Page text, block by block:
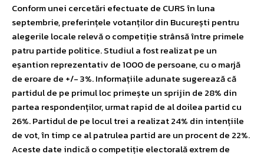
Conform unei cercetări efectuate de CURS în luna
septembrie, preferințele votanților din București pentru
alegerile locale relevă o competiție strânsă între primele
patru partide politice. Studiul a fost realizat pe un
eșantion reprezentativ de 1000 de persoane, cu o marjă
de eroare de +/- 3%. Informațiile adunate sugerează că
partidul de pe primul loc primește un sprijin de 28% din
partea respondenților, urmat rapid de al doilea partid cu
26%. Partidul de pe locul trei a realizat 24% din intențiile
de vot, în timp ce al patrulea partid are un procent de 22%.
Aceste date indică o competiție electorală extrem de